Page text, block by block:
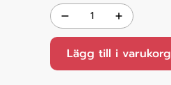
Lägg till i varukorg